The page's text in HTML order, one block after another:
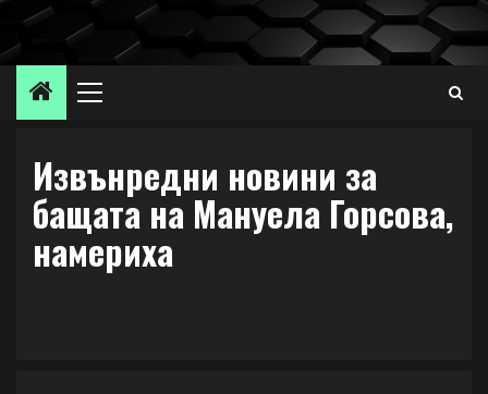
Skip
content
Primary
Извънредни новини за
бащата на Мануела Горсова,
намериха